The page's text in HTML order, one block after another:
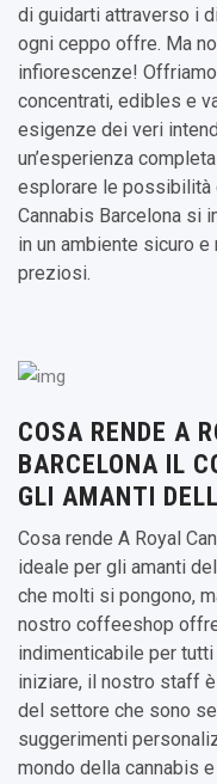
di guidarti attraverso i
ogni ceppo offre. Ma
infiorescenze!
concentrati, edibles e
esigenze dei veri
un’esperienza
esplorare le possibilità
Cannabis Barcelona si
in un ambiente sicuro
preziosi.
COSA RENDE A
BARCELONA IL
GLI AMANTI
Cosa rende A Royal
ideale per gli amanti
che molti si pongono,
nostro coffeeshop
indimenticabile per
iniziare, il nostro staff
del settore che sono
suggerimenti
mondo della cannabis